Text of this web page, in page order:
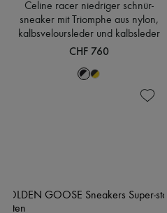
Celine racer niedriger schnür-
sneaker mit Triomphe aus nylon,
kalbsveloursleder und kalbsleder
CHF 760